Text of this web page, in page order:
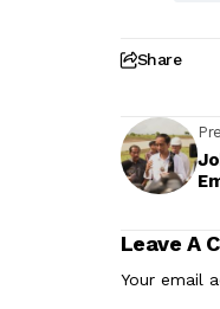
Share
Leave A
Your email